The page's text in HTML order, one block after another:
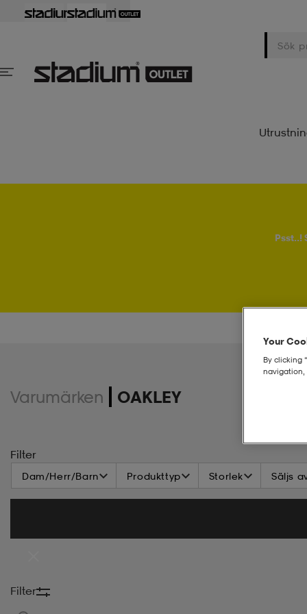
Psst..!
Varumärken OAKLEY
Filter
Dam/Herr/Barn Produkttyp Storlek Säljs
Filter
Your
By clicking
navigation,